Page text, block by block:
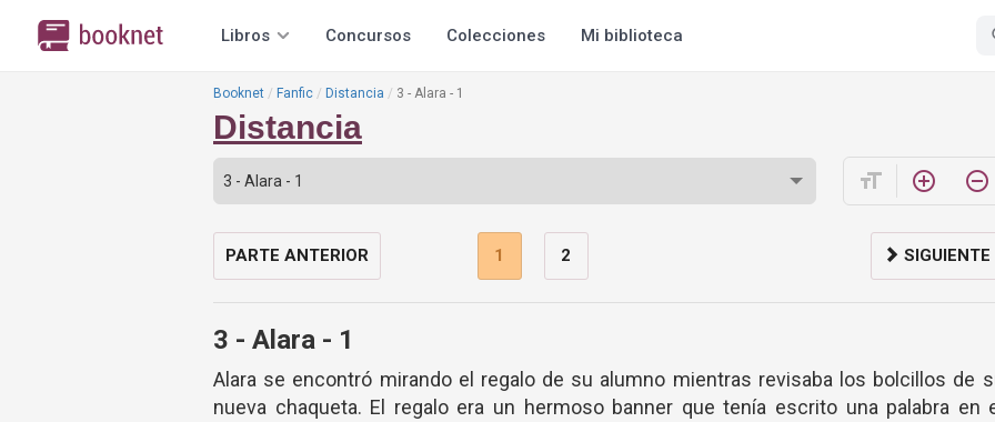
Libros Concursos Colecciones Mi biblioteca
Booknet Fanfic Distancia 3 - Alara - 1
Distancia
format_size add_circle_outline remove_circle_outline
PARTE ANTERIOR 1 2 SIGUIENTE
3 - Alara - 1
Alara se encontró mirando el regalo de su alumno mientras revisaba los bolcillos de
nueva chaqueta. El regalo era un hermoso banner que tenía escrito una palabra en